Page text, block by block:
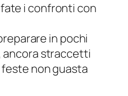
i confronti con
in pochi
ancora straccetti
feste non guasta